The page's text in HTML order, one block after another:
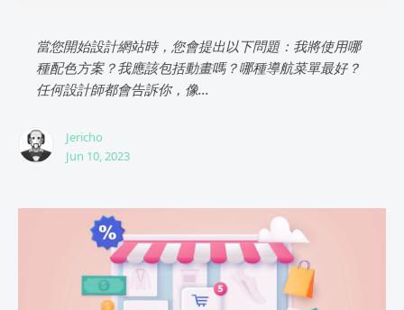
當您開始設計網站時，您會提出以下問題：我將使用哪
種配色方案？我應該包括動畫嗎？哪種導航菜單最好？
任何設計師都會告訴你，像...
Jericho
Jun 10, 2023